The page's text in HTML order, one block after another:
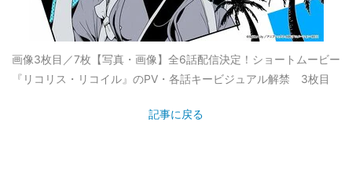
画像3枚目／7枚 【写真・画像】全6話配信決定！ショートムービー
『リコリス・リコイル』のPV・各話キービジュアル解禁 3枚目
記事に戻る